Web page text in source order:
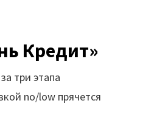
уборка
Кредит»
три этапа
no/low прячется